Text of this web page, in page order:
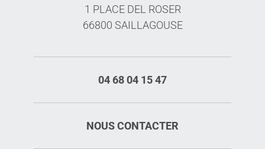
1 PLACE DEL ROSER
66800 SAILLAGOUSE
04 68 04 15 47
NOUS CONTACTER